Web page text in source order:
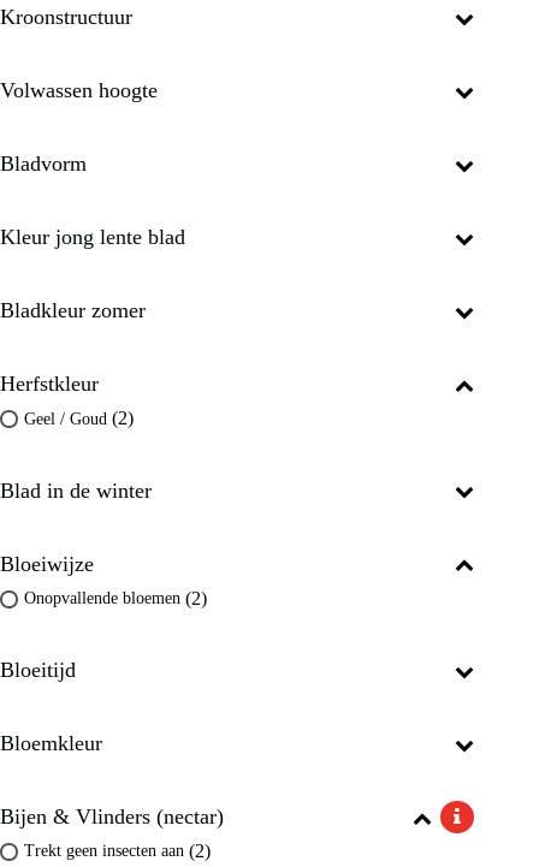
Kroonstructuur
Volwassen hoogte
Bladvorm
Kleur jong lente blad
Bladkleur zomer
Herfstkleur
Geel / Goud (2)
Blad in de winter
Bloeiwijze
Onopvallende bloemen (2)
Bloeitijd
Bloemkleur
Bijen & Vlinders (nectar)
Trekt geen insecten aan (2)